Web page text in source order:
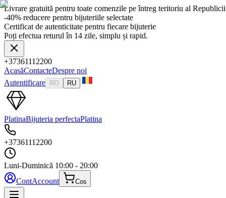
Livrare gratuită pentru toate comenzile pe întreg teritoriu al
-40% reducere pentru bijuteriile selectate
Certificat de autenticitate pentru fiecare bijuterie
Poți efectua returul în 14 zile, simplu și rapid.
+37361112200
AcasăContacteDespre noi
Autentificare
RO RU
PlatinaBijuteria perfectaPlatina
+37361112200
Luni-Duminică 10:00 - 20:00
ContAccount Cos